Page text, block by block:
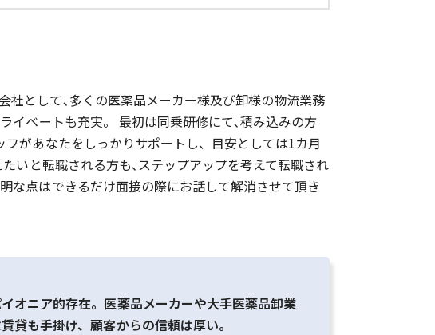
社として､多くの医薬品メーカー様及び卸様の物流業務
イベートも充実。 最初は同乗研修にて､積み込みの方
があなたをしっかりサポートし、目安としては1カ月
いと転職される方も､ステップアップを考えて転職され
な点はできるだけ面接の際にお話して解消させて頂き
オニア的存在。医薬品メーカーや大手医薬品卸業
貸も手掛け、顧客からの信頼は厚い。